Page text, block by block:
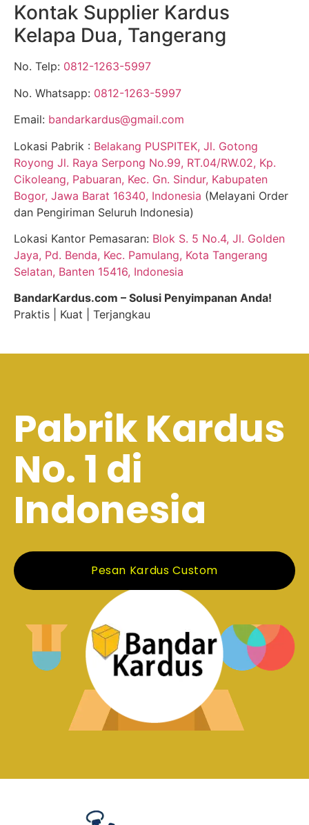
Kontak Supplier Kardus
Kelapa Dua, Tangerang
No. Telp: 0812-1263-5997
No. Whatsapp: 0812-1263-5997
Email: bandarkardus@gmail.com
Lokasi Pabrik : Belakang PUSPITEK, Jl. Gotong
Royong Jl. Raya Serpong No.99, RT.04/RW.02, Kp.
Cikoleang, Pabuaran, Kec. Gn. Sindur, Kabupaten
Bogor, Jawa Barat 16340, Indonesia (Melayani Order
dan Pengiriman Seluruh Indonesia)
Lokasi Kantor Pemasaran: Blok S. 5 No.4, Jl. Golden
Jaya, Pd. Benda, Kec. Pamulang, Kota Tangerang
Selatan, Banten 15416, Indonesia
BandarKardus.com – Solusi Penyimpanan Anda!
Praktis | Kuat | Terjangkau
Pabrik Kardus
No. 1 di
Indonesia
Pesan Kardus Custom